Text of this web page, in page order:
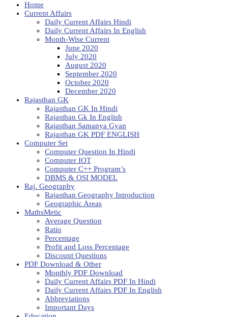
Home
Current Affairs
Daily Current Affairs Hindi
Daily Current Affairs In English
Month-Wise Current
June 2020
July 2020
August 2020
September 2020
October 2020
December 2020
Rajasthan GK
Rajasthan GK In Hindi
Rajasthan Gk In English
Rajasthan Samanya Gyan
Rajasthan GK PDF ENGLISH
Computer Set
Computer Question In Hindi
Computer IOT
Computer C++ Program’s
DBMS & OSI MODEL
Raj. Geography
Rajasthan Geography Introduction
Geographic Areas
MathsMetic
Average Question
Ratio
Percentage
Profit and Loss Percentage
Discount Questions
PDF Download & Other
Monthly PDF Download
Daily Current Affairs PDF In Hindi
Daily Current Affairs PDF In English
Abbreviations
Important Days